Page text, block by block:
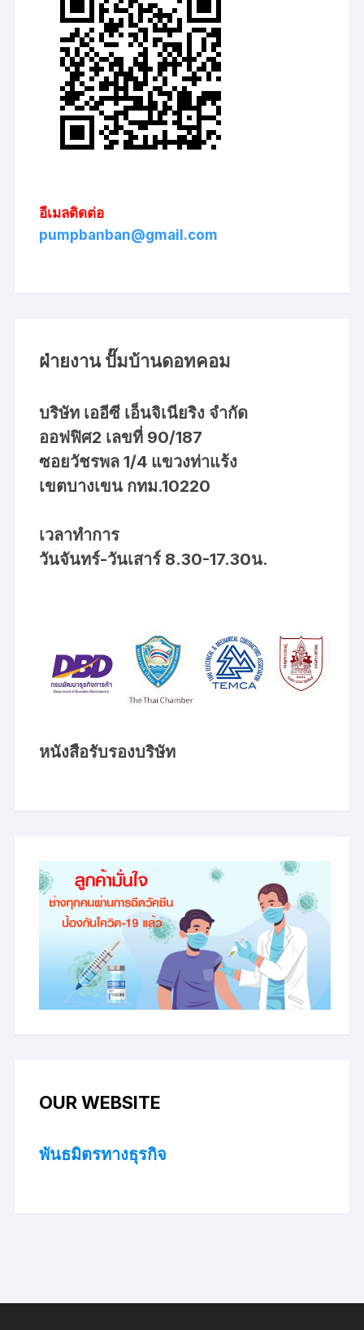
อีเมลติดต่อ
pumpbanban@gmail.com
ฝ่ายงาน ปั๊มบ้านดอทคอม
บริษัท เออีซี เอ็นจิเนียริง จำกัด
ออฟฟิศ2 เลขที่ 90/187
ซอยวัชรพล 1/4 แขวงท่าแร้ง
เขตบางเขน กทม.10220
เวลาทำการ
วันจันทร์-วันเสาร์ 8.30-17.30น.
หนังสือรับรองบริษัท
OUR WEBSITE
พันธมิตรทางธุรกิจ